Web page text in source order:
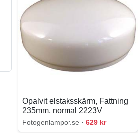
Opalvit elstaksskärm, Fattning
235mm, normal 2223V
Fotogenlampor.se ·629 kr